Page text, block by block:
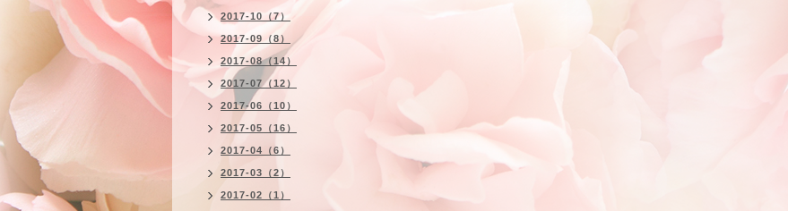
2017-10（7）
2017-09（8）
2017-08（14）
2017-07（12）
2017-06（10）
2017-05（16）
2017-04（6）
2017-03（2）
2017-02（1）